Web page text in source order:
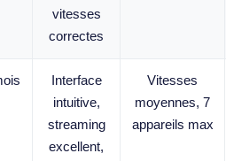
vitesses
correctes
Interface
intuitive,
streaming
excellent,
Vitesses
moyennes, 7
appareils max